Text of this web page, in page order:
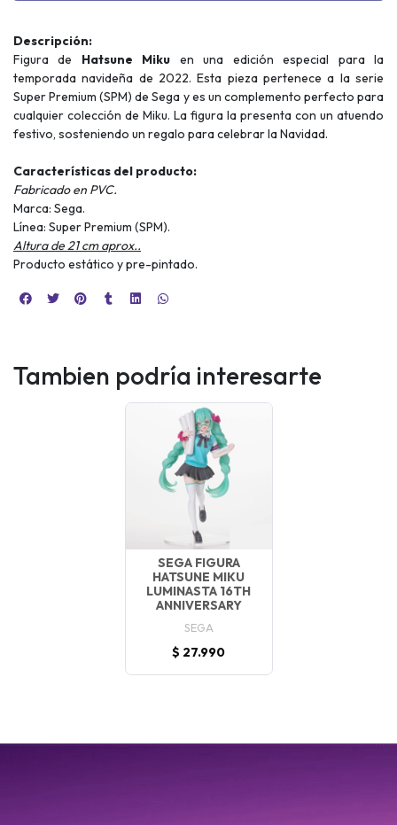
Descripción:
Figura de Hatsune Miku en una edición especial para la
temporada navideña de 2022. Esta pieza pertenece a la serie
Super Premium (SPM) de Sega y es un complemento perfecto para
cualquier colección de Miku. La figura la presenta con un atuendo
festivo, sosteniendo un regalo para celebrar la Navidad.
Características del producto:
Fabricado en PVC.
Marca: Sega.
Línea: Super Premium (SPM).
Altura de 21 cm aprox..
Producto estático y pre-pintado.
Tambien podría interesarte
SEGA FIGURA
HATSUNE MIKU
LUMINASTA 16TH
ANNIVERSARY
SEGA
$ 27.990